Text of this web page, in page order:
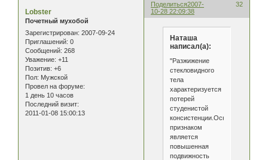
Поделиться 32
2007-
10-28 22:09:38
Lobster
Почетный мухобой
Зарегистрирован: 2007-09-24
Приглашений: 0
Сообщений: 268
Уважение: +11
Позитив: +6
Пол: Мужской
Провел на форуме:
1 день 10 часов
Последний визит:
2011-01-08 15:00:13
Наташа
написал(а):
"Разжижение
стекловидного
тела
характеризуется
потерей
студенистой
консистенции.Основным
признаком
является
повышенная
подвижность